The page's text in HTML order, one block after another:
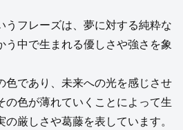
うフレーズは、夢に対する純粋な
う中で生まれる優しさや強さを象
色であり、未来への光を感じさせ
の色が薄れていくことによって生
の厳しさや葛藤を表しています。